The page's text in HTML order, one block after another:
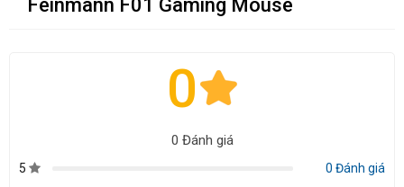
Feinmann F01 Gaming Mouse
0
0 Đánh giá
5
0 Đánh giá